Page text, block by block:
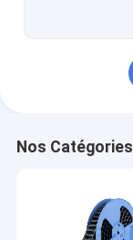
Nos Catégories